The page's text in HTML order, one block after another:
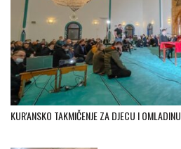
KUR'ANSKO TAKMIČENJE ZA DJECU I OMLADINU